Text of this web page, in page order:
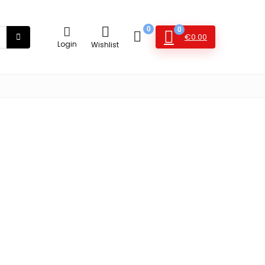
Login Wishlist
0 0
€0.00